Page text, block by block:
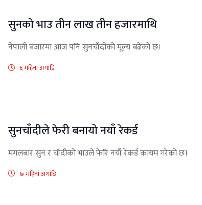
सुनकाे भाउ तीन लाख तीन हजारमाथि
नेपाली बजारमा आज पनि सुनचाँदीको मूल्य बढेको छ।
६ महिना अगाडि
सुनचाँदीले फेरी बनायो नयाँ रेकर्ड
मंगलबार सुन र चाँदीको भाउले फेरि नयाँ रेकर्ड कायम गरेको छ।
७ महिना अगाडि